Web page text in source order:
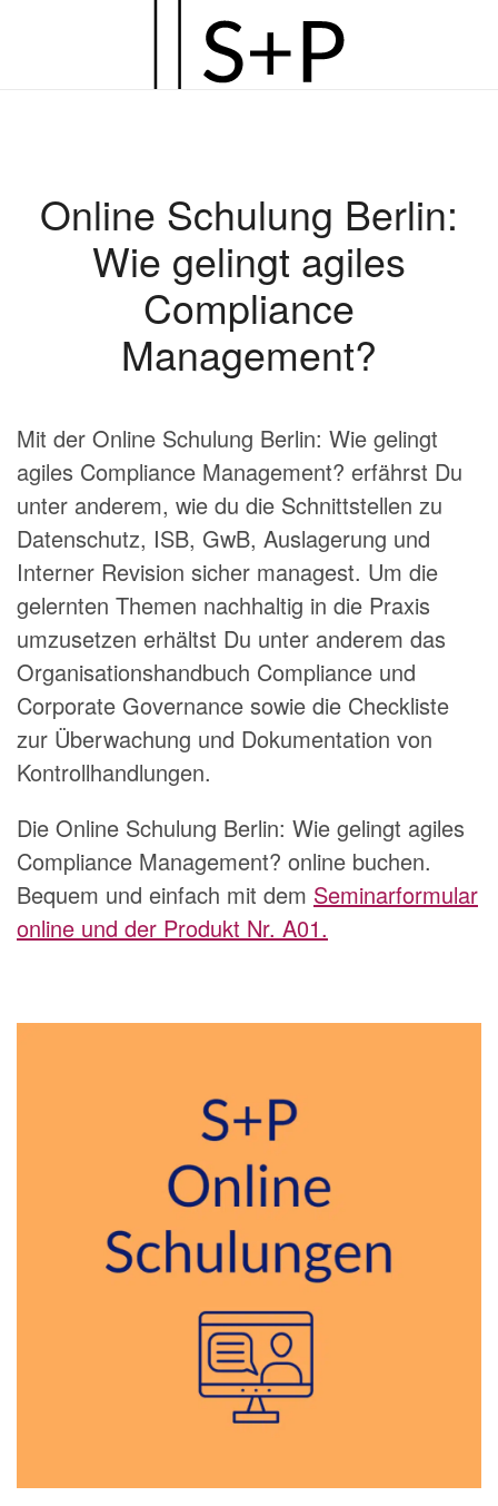
Hauptinhalt
Online Schulung Berlin:
Wie gelingt agiles
Compliance
Management?
Mit der Online Schulung Berlin: Wie gelingt
agiles Compliance Management? erfährst Du
unter anderem, wie du die Schnittstellen zu
Datenschutz, ISB, GwB, Auslagerung und
Interner Revision sicher managest. Um die
gelernten Themen nachhaltig in die Praxis
umzusetzen erhältst Du unter anderem das
Organisationshandbuch Compliance und
Corporate Governance sowie die Checkliste
zur Überwachung und Dokumentation von
Kontrollhandlungen.
Die Online Schulung Berlin: Wie gelingt agiles
Compliance Management? online buchen.
Bequem und einfach mit dem Seminarformular
online und der Produkt Nr. A01.